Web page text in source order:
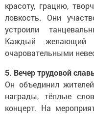
красоту, грацию,
ловкость. Они
устроили
Каждый желающий
очаровательными
5. Вечер трудовой
Он объединил
награды, тёплые
концерт. На